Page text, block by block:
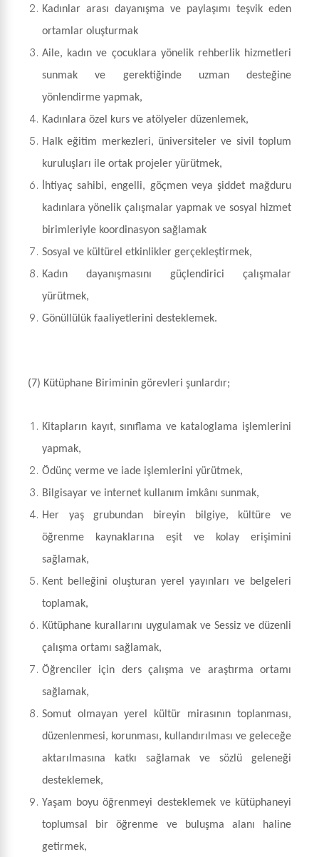
Kadınlar arası dayanışma ve paylaşımı teşvik eden
ortamlar oluşturmak
Aile, kadın ve çocuklara yönelik rehberlik hizmetleri
sunmak ve gerektiğinde uzman desteğine
yönlendirme yapmak,
Kadınlara özel kurs ve atölyeler düzenlemek,
Halk eğitim merkezleri, üniversiteler ve sivil toplum
kuruluşları ile ortak projeler yürütmek,
İhtiyaç sahibi, engelli, göçmen veya şiddet mağduru
kadınlara yönelik çalışmalar yapmak ve sosyal hizmet
birimleriyle koordinasyon sağlamak
Sosyal ve kültürel etkinlikler gerçekleştirmek,
Kadın dayanışmasını güçlendirici çalışmalar
yürütmek,
Gönüllülük faaliyetlerini desteklemek.
(7) Kütüphane Biriminin görevleri şunlardır;
Kitapların kayıt, sınıflama ve kataloglama işlemlerini
yapmak,
Ödünç verme ve iade işlemlerini yürütmek,
Bilgisayar ve internet kullanım imkânı sunmak,
Her yaş grubundan bireyin bilgiye, kültüre ve
öğrenme kaynaklarına eşit ve kolay erişimini
sağlamak,
Kent belleğini oluşturan yerel yayınları ve belgeleri
toplamak,
Kütüphane kurallarını uygulamak ve Sessiz ve düzenli
çalışma ortamı sağlamak,
Öğrenciler için ders çalışma ve araştırma ortamı
sağlamak,
Somut olmayan yerel kültür mirasının toplanması,
düzenlenmesi, korunması, kullandırılması ve geleceğe
aktarılmasına katkı sağlamak ve sözlü geleneği
desteklemek,
Yaşam boyu öğrenmeyi desteklemek ve kütüphaneyi
toplumsal bir öğrenme ve buluşma alanı haline
getirmek,